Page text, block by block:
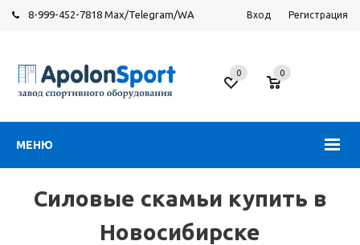
8-999-452-7818 Max/Telegram/WA Вход Регистрация
МЕНЮ
Новосибирск
ул.
0
0
Силовые скамьи купить в
Новосибирске